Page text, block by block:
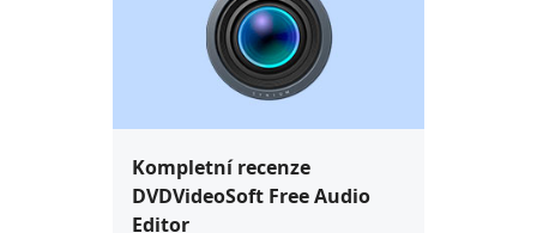
Kompletní recenze
DVDVideoSoft Free Audio
Editor